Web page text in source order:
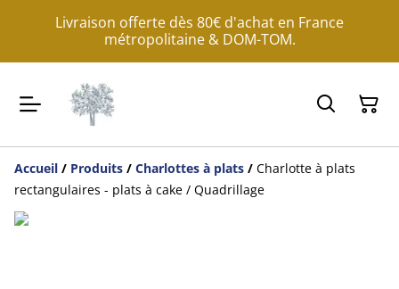
Livraison offerte dès 80€ d'achat en France
métropolitaine & DOM-TOM.
Accueil / Produits / Charlottes à plats / Charlotte à plats
rectangulaires - plats à cake / Quadrillage